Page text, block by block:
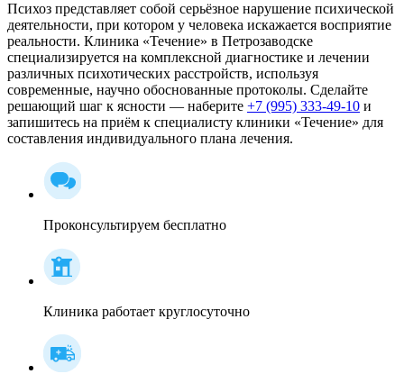
Психоз представляет собой серьёзное нарушение психической
деятельности, при котором у человека искажается восприятие
реальности. Клиника «Течение» в Петрозаводске
специализируется на комплексной диагностике и лечении
различных психотических расстройств, используя
современные, научно обоснованные протоколы. Сделайте
решающий шаг к ясности — наберите +7 (995) 333-49-10 и
запишитесь на приём к специалисту клиники «Течение» для
составления индивидуального плана лечения.
Проконсультируем бесплатно
Клиника работает круглосуточно